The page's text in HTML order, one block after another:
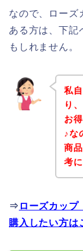
なので、ローズ
ある方は、下記
もしれません。
私
り
お
♪な
商
考
⇒ ローズカッ
購入したい方は